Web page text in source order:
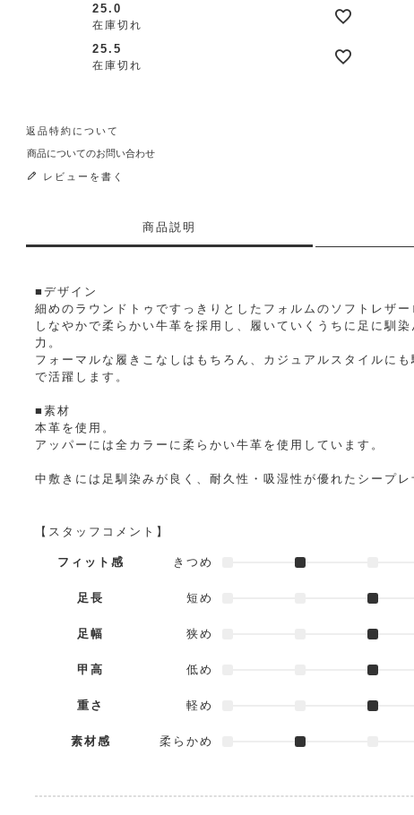
25.0
在庫切れ
25.5
在庫切れ
返品特約について
商品についてのお問い合わせ
レビューを書く
商品説明
■デザイン
細めのラウンドトゥですっきりとしたフォルムのソフトレザー
しなやかで柔らかい牛革を採用し、履いていくうちに足に馴
力。
フォーマルな履きこなしはもちろん、カジュアルスタイルに
で活躍します。
■素材
本革を使用。
アッパーには全カラーに柔らかい牛革を使用しています。
中敷きには足馴染みが良く、耐久性・吸湿性が優れたシープレ
【スタッフコメント】
フィット感 きつめ
足長 短め
足幅 狭め
甲高 低め
重さ 軽め
素材感 柔らかめ